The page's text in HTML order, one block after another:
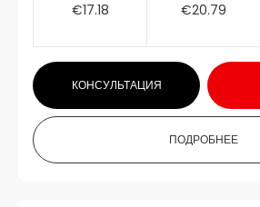
€17.18 €20.79
КОНСУЛЬТАЦИЯ
ПОДРОБНЕЕ